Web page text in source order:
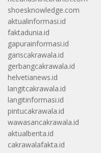
shoesknowledge.com
aktualinformasi.id
faktadunia.id
gapurainformasi.id
gariscakrawala.id
gerbangcakrawala.id
helvetianews.id
langitcakrawala.id
langitinformasi.id
pintucakrawala.id
wawasancakrawala.id
aktualberita.id
cakrawalafakta.id